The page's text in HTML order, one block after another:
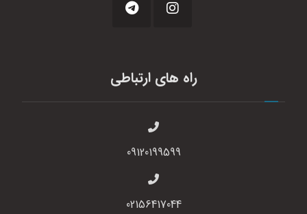
راه های ارتباطی
09120199599
02156417044